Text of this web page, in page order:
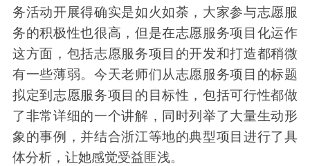
务活动开展得确实是如火如荼，大家参与志愿服
务的积极性也很高，但是在志愿服务项目化运作
这方面，包括志愿服务项目的开发和打造都稍微
有一些薄弱。今天老师们从志愿服务项目的标题
拟定到志愿服务项目的目标性，包括可行性都做
了非常详细的一个讲解，同时列举了大量生动形
象的事例，并结合浙江等地的典型项目进行了具
体分析，让她感觉受益匪浅。